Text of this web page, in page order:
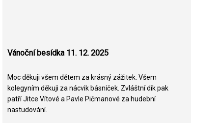
Vánoční besídka 11. 12. 2025
Moc děkuji všem dětem za krásný zážitek. Všem
kolegyním děkuji za nácvik básniček. Zvláštní dík pak
patří Jitce Vítové a Pavle Pičmanové za hudební
nastudování.